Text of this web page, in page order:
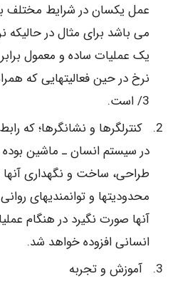
عمل یکسان در شرایط مختلف
می باشد برای مثال در
نرخ در حین فعالیتهایی که
3/ است.
کنترلگرها و نشانگرها؛ که
در سیستم انسان ـ ماشین بوده
طراحی، ساخت و نگهداری آنها
محدودیتها و توانمندیهای
آنها صورت نگیرد در هنگام
انسانی افزوده خواهد شد.
آموزش و تجربه